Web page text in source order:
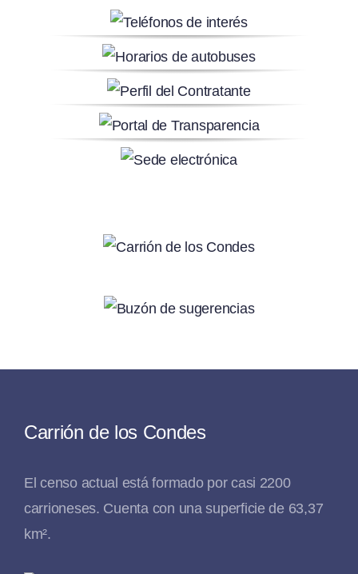
Carrión de los Condes
El censo actual está formado por casi 2200
carrioneses. Cuenta con una superficie de 63,37
km².